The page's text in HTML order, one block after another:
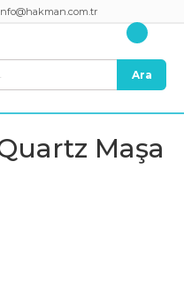
Ara
Maşa